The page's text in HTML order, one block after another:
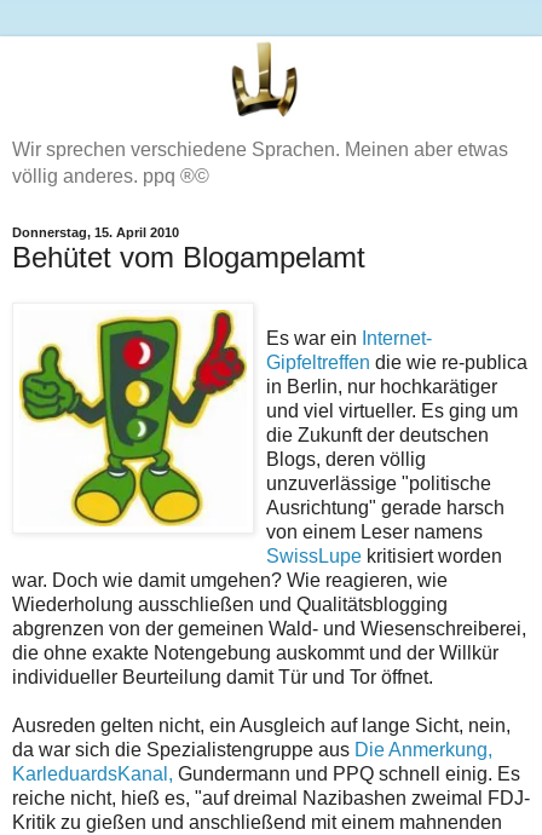
Wir sprechen verschiedene Sprachen. Meinen aber etwas
völlig anderes. ppq ®©
Donnerstag, 15. April 2010
Behütet vom Blogampelamt
Es war ein Internet-
Gipfeltreffen die wie re-publica
in Berlin, nur hochkarätiger
und viel virtueller. Es ging um
die Zukunft der deutschen
Blogs, deren völlig
unzuverlässige "politische
Ausrichtung" gerade harsch
von einem Leser namens
SwissLupe kritisiert worden
war. Doch wie damit umgehen? Wie reagieren, wie
Wiederholung ausschließen und Qualitätsblogging
abgrenzen von der gemeinen Wald- und Wiesenschreiberei,
die ohne exakte Notengebung auskommt und der Willkür
individueller Beurteilung damit Tür und Tor öffnet.
Ausreden gelten nicht, ein Ausgleich auf lange Sicht, nein,
da war sich die Spezialistengruppe aus Die Anmerkung,
KarleduardsKanal, Gundermann und PPQ schnell einig. Es
reiche nicht, hieß es, "auf dreimal Nazibashen zweimal FDJ-
Kritik zu gießen und anschließend mit einem mahnenden